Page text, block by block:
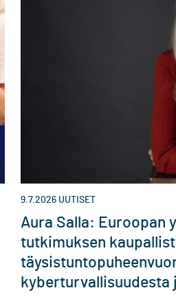
9.7.2026 UUTISET
Aura Salla: Euroopan
tutkimuksen
kyberturvallisuudesta